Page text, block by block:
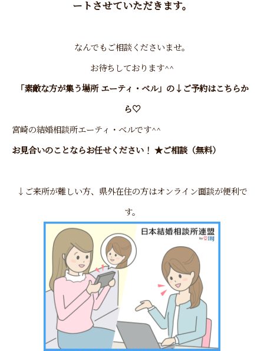
ートさせていただきます。
なんでもご相談くださいませ。
お待ちしております^^
「素敵な方が集う場所 エーティ・ベル」の↓ご予約はこちらか
ら♡
宮崎の結婚相談所エーティ・ベルです^^
お見合いのことならお任せください！ ★ご相談（無料）
↓ご来所が難しい方、県外在住の方はオンライン面談が便利で
す。